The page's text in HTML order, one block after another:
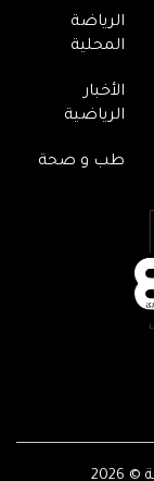
الرياضة
المحلية
الأخبار
الرياضية
طب و صحة